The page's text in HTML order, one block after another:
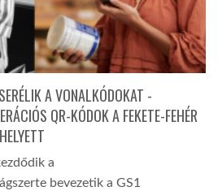
A VONALKÓDOKAT -
QR-KÓDOK A FEKETE-FEHÉR
a
bevezetik a GS1